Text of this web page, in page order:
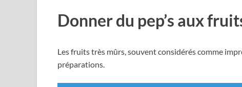
Donner du pep’s aux
Les fruits très mûrs, souvent considérés comme
préparations.